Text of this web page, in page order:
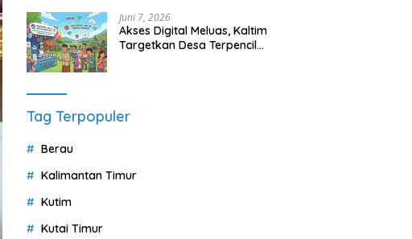
Juni 7, 2026
Akses Digital Meluas, Kaltim
Targetkan Desa Terpencil
Tag Terpopuler
Berau
Kalimantan Timur
Kutim
Kutai Timur